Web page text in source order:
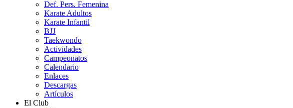
Def. Pers. Femenina
Karate Adultos
Karate Infantil
BJJ
Taekwondo
Actividades
Campeonatos
Calendario
Enlaces
Descargas
Artículos
El Club